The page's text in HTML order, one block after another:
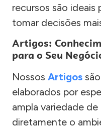
recursos são ideais
tomar decisões
Artigos:
para o Seu
Nossos Artigos
elaborados por
ampla variedade
diretamente o